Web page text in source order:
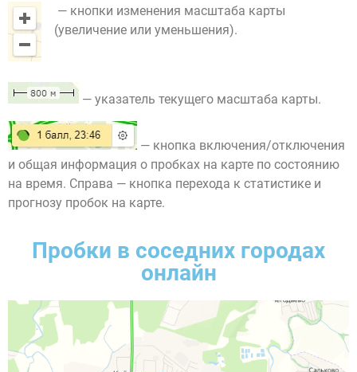
— кнопки изменения масштаба карты
(увеличение или уменьшения).
— указатель текущего масштаба карты.
— кнопка включения/отключения
и общая информация о пробках на карте по состоянию
на время. Справа — кнопка перехода к статистике и
прогнозу пробок на карте.
Пробки в соседних городах
онлайн